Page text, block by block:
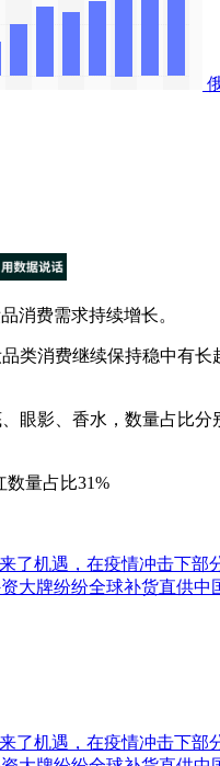
费需求持续增长。
消费继续保持稳中有长
影、香水，数量占比分
了机遇，在疫情冲击下
大牌纷纷全球补货直供
了机遇，在疫情冲击下